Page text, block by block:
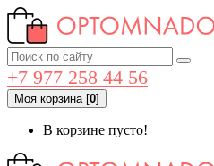
+7 977 258 44 56
Моя корзина[0]
В корзине пусто!